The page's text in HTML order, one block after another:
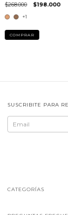
$268.000 $198.000
+1
COMPRAR
SUSCRIBITE PARA
CATEGORÍAS